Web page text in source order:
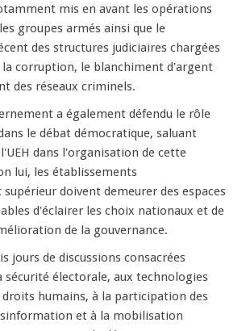
mis en avant les opérations
groupes armés ainsi que le
des structures judiciaires chargées
corruption, le blanchiment d'argent
des réseaux criminels.
a également défendu le rôle
le débat démocratique, saluant
dans l'organisation de cette
lui, les établissements
doivent demeurer des espaces
d'éclairer les choix nationaux et de
de la gouvernance.
jours de discussions consacrées
électorale, aux technologies
humains, à la participation des
et à la mobilisation